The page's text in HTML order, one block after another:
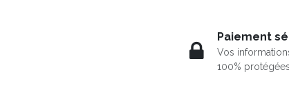
Paiement
Vos
100% protégées